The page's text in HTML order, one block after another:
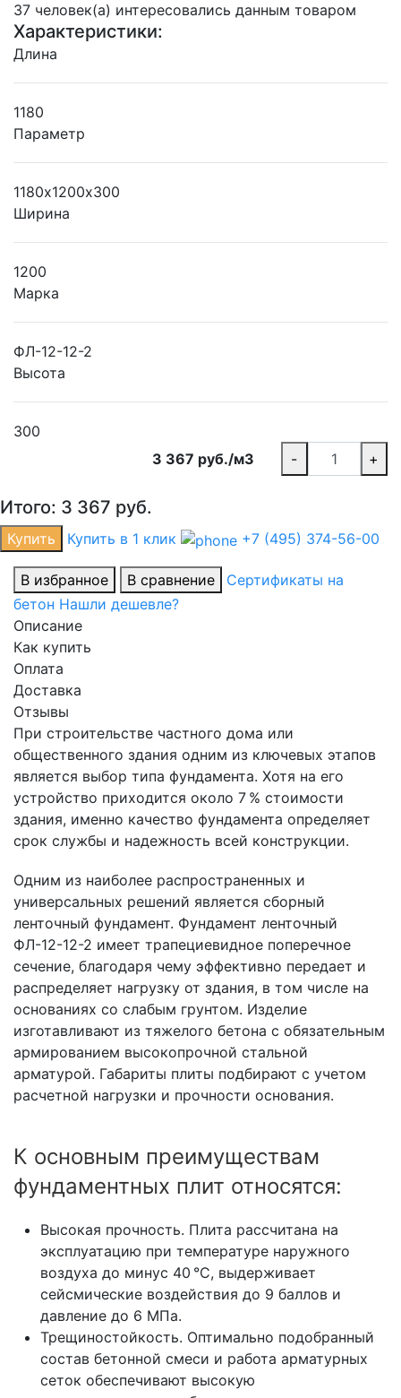
37 человек(а) интересовались данным товаром
Характеристики:
Длина
1180
Параметр
1180х1200х300
Ширина
1200
Марка
ФЛ-12-12-2
Высота
300
3 367 руб./м3
- +
Итого: 3 367 руб.
Купить Купить в 1 клик +7 (495) 374-56-00
В избранное В сравнение
Сертификаты на
бетон Нашли дешевле?
Описание
Как купить
Оплата
Доставка
Отзывы
При строительстве частного дома или
общественного здания одним из ключевых этапов
является выбор типа фундамента. Хотя на его
устройство приходится около 7 % стоимости
здания, именно качество фундамента определяет
срок службы и надежность всей конструкции.
Одним из наиболее распространенных и
универсальных решений является сборный
ленточный фундамент. Фундамент ленточный
ФЛ-12-12-2 имеет трапециевидное поперечное
сечение, благодаря чему эффективно передает и
распределяет нагрузку от здания, в том числе на
основаниях со слабым грунтом. Изделие
изготавливают из тяжелого бетона с обязательным
армированием высокопрочной стальной
арматурой. Габариты плиты подбирают с учетом
расчетной нагрузки и прочности основания.
К основным преимуществам
фундаментных плит относятся:
Высокая прочность. Плита рассчитана на
эксплуатацию при температуре наружного
воздуха до минус 40 °С, выдерживает
сейсмические воздействия до 9 баллов и
давление до 6 МПа.
Трещиностойкость. Оптимально подобранный
состав бетонной смеси и работа арматурных
сеток обеспечивают высокую